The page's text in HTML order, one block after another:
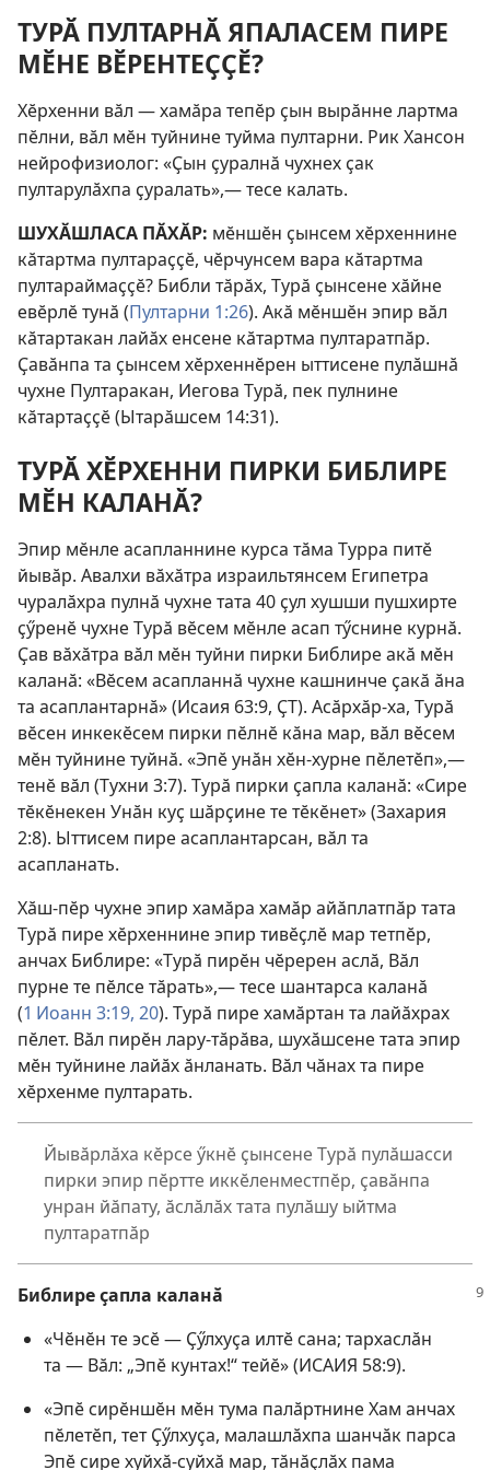
ТУРӐ ПУЛТАРНӐ ЯПАЛАСЕМ ПИРЕ
МӖНЕ ВӖРЕНТЕҪҪӖ?
Хӗрхенни вӑл — хамӑра тепӗр ҫын вырӑнне лартма
пӗлни, вӑл мӗн туйнине туйма пултарни. Рик Хансон
нейрофизиолог: «Ҫын ҫуралнӑ чухнех ҫак
пултарулӑхпа ҫуралать»,— тесе калать.
ШУХӐШЛАСА ПӐХӐР: мӗншӗн ҫынсем хӗрхеннине
кӑтартма пултараҫҫӗ, чӗрчунсем вара кӑтартма
пултараймаҫҫӗ? Библи тӑрӑх, Турӑ ҫынсене хӑйне
евӗрлӗ тунӑ (Пултарни 1:26). Акӑ мӗншӗн эпир вӑл
кӑтартакан лайӑх енсене кӑтартма пултаратпӑр.
Ҫавӑнпа та ҫынсем хӗрхеннӗрен ыттисене пулӑшнӑ
чухне Пултаракан, Иегова Турӑ, пек пулнине
кӑтартаҫҫӗ (Ытарӑшсем 14:31).
ТУРӐ ХӖРХЕННИ ПИРКИ БИБЛИРЕ
МӖН КАЛАНӐ?
Эпир мӗнле асапланнине курса тӑма Турра питӗ
йывӑр. Авалхи вӑхӑтра израильтянсем Египетра
чуралӑхра пулнӑ чухне тата 40 ҫул хушши пушхирте
ҫӳренӗ чухне Турӑ вӗсем мӗнле асап тӳснине курнӑ.
Ҫав вӑхӑтра вӑл мӗн туйни пирки Библире акӑ мӗн
каланӑ: «Вӗсем асапланнӑ чухне кашнинче ҫакӑ ӑна
та асаплантарнӑ» (Исаия 63:9, ҪТ). Асӑрхӑр-ха, Турӑ
вӗсен инкекӗсем пирки пӗлнӗ кӑна мар, вӑл вӗсем
мӗн туйнине туйнӑ. «Эпӗ унӑн хӗн-хурне пӗлетӗп»,—
тенӗ вӑл (Тухни 3:7). Турӑ пирки ҫапла каланӑ: «Сире
тӗкӗнекен Унӑн куҫ шӑрҫине те тӗкӗнет» (Захария
2:8). Ыттисем пире асаплантарсан, вӑл та
асапланать.
Хӑш-пӗр чухне эпир хамӑра хамӑр айӑплатпӑр тата
Турӑ пире хӗрхеннине эпир тивӗҫлӗ мар тетпӗр,
анчах Библире: «Турӑ пирӗн чӗререн аслӑ, Вӑл
пурне те пӗлсе тӑрать»,— тесе шантарса каланӑ
(1 Иоанн 3:19, 20). Турӑ пире хамӑртан та лайӑхрах
пӗлет. Вӑл пирӗн лару-тӑрӑва, шухӑшсене тата эпир
мӗн туйнине лайӑх ӑнланать. Вӑл чӑнах та пире
хӗрхенме пултарать.
Йывӑрлӑха кӗрсе ӳкнӗ ҫынсене Турӑ пулӑшасси
пирки эпир пӗртте иккӗленместпӗр, ҫавӑнпа
унран йӑпату, ӑслӑлӑх тата пулӑшу ыйтма
пултаратпӑр
Библире ҫапла каланӑ
«Чӗнӗн те эсӗ — Ҫӳлхуҫа илтӗ сана; тархаслӑн
та — Вӑл: „Эпӗ кунтах!“ тейӗ» (ИСАИЯ 58:9).
«Эпӗ сирӗншӗн мӗн тума палӑртнине Хам анчах
пӗлетӗп, тет Ҫӳлхуҫа, малашлӑхпа шанчӑк парса
Эпӗ сире хуйхӑ-суйхӑ мар, тӑнӑҫлӑх пама